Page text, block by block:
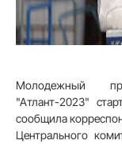
Молодежный
"Атлант-2023"
сообщила
Центрального